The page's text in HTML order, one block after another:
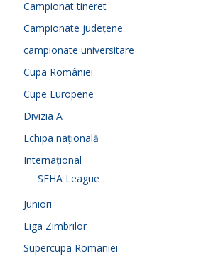
Campionat tineret
Campionate județene
campionate universitare
Cupa României
Cupe Europene
Divizia A
Echipa națională
Internațional
SEHA League
Juniori
Liga Zimbrilor
Supercupa Romaniei